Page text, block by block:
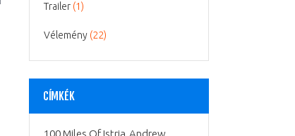
Trailer (1)
Vélemény (22)
CÍMKÉK
100 Miles Of Istria Andrew